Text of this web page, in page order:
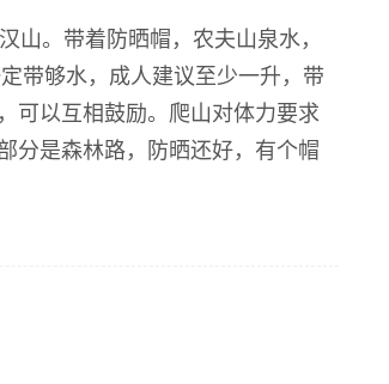
山。带着防晒帽，农夫山泉水，
带够水，成人建议至少一升，带
可以互相鼓励。爬山对体力要求
分是森林路，防晒还好，有个帽